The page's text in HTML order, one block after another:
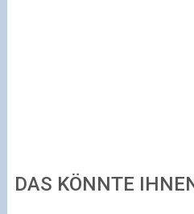
DAS KÖNNTE